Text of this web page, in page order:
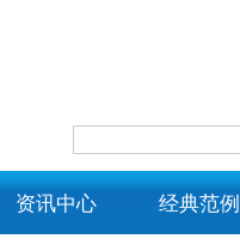
资讯中心 经典范例